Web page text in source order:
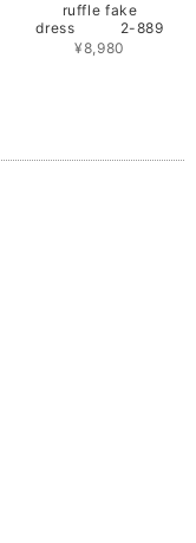
ruffle fake
dress 2-889
¥8,980